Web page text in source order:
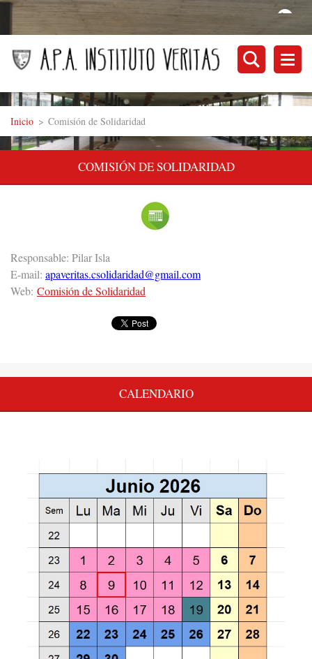
Inicio > Comisión de Solidaridad
COMISIÓN DE SOLIDARIDAD
Responsable: Pilar Isla
E-mail: apaveritas.csolidaridad@gmail.com
Web: Comisión de Solidaridad
CALENDARIO